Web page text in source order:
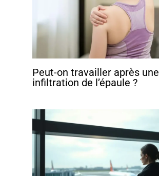
Peut-on travailler après une
infiltration de l’épaule ?